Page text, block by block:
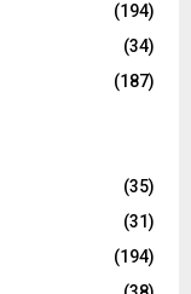
(194)
(34)
(187)
(35)
(31)
(194)